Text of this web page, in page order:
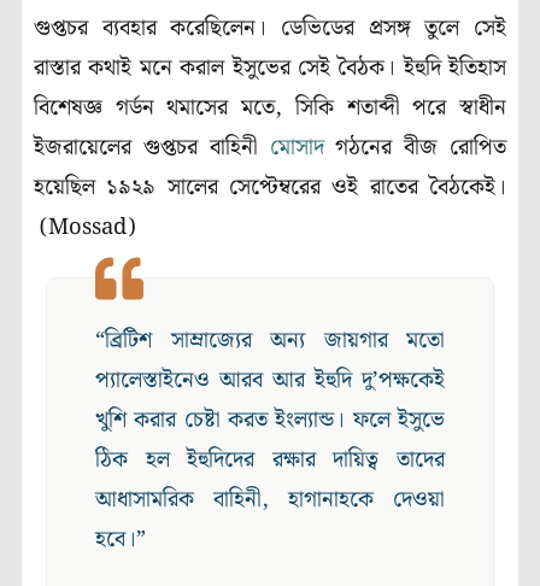
গুপ্তচর ব্যবহার করেছিলেন। ডেভিডের প্রসঙ্গ তুলে সেই
রাস্তার কথাই মনে করাল ইসুভের সেই বৈঠক। ইহুদি ইতিহাস
বিশেষজ্ঞ গর্ডন থমাসের মতে, সিকি শতাব্দী পরে স্বাধীন
ইজরায়েলের গুপ্তচর বাহিনী মোসাদগঠনের বীজ রোপিত
হয়েছিল ১৯২৯ সালের সেপ্টেম্বরের ওই রাতের বৈঠকেই।
(Mossad)
“ব্রিটিশ সাম্রাজ্যের অন্য জায়গার মতো
প্যালেস্তাইনেও আরব আর ইহুদি দু’পক্ষকেই
খুশি করার চেষ্টা করত ইংল্যান্ড। ফলে ইসুভে
ঠিক হল ইহুদিদের রক্ষার দায়িত্ব তাদের
আধাসামরিক বাহিনী, হাগানাহকে দেওয়া
হবে।”